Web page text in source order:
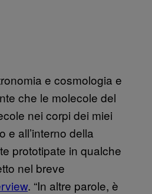
e cosmologia e
che le molecole del
nei corpi dei miei
e all’interno della
prototipate in qualche
nel breve
. “In altre parole, è